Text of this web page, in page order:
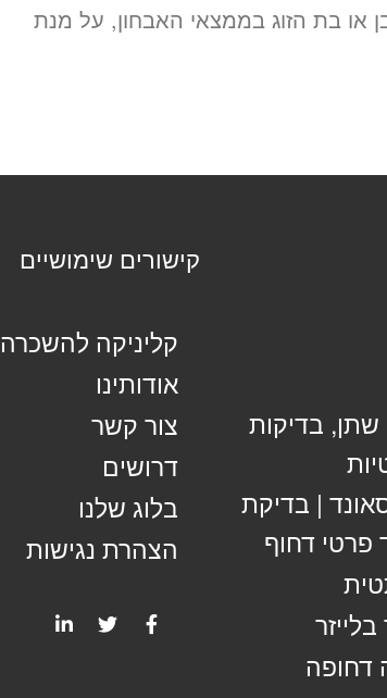
או בת הזוג בממצאי האבחון, על מנת
בדיקות
| בדיקת
פרטי דחוף
דחופה
קישורים שימושיים
קליניקה להשכרה
אודותינו
צור קשר
דרושים
בלוג שלנו
הצהרת נגישות